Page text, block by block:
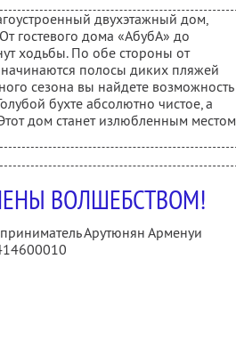
двухэтажный дом,
гостевого дома «АбубА» до
ходьбы. По обе стороны от
полосы диких пляжей
сезона вы найдете возможность
бухте абсолютно чистое, а
дом станет излюбленным местом
ВОЛШЕБСТВОМ!
Арутюнян Арменуи